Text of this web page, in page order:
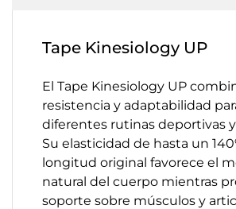
Tape Kinesiology UP
El Tape Kinesiology UP
resistencia y adaptabilidad
diferentes rutinas deportivas
Su elasticidad de hasta un
longitud original favorece el
natural del cuerpo mientras
soporte sobre músculos y